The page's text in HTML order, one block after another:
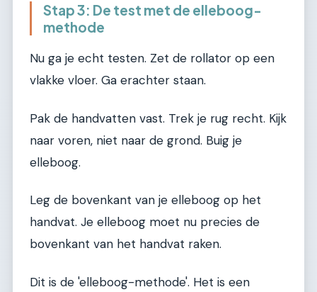
Stap 3: De test met de elleboog-
methode
Nu ga je echt testen. Zet de rollator op een
vlakke vloer. Ga erachter staan.
Pak de handvatten vast. Trek je rug recht. Kijk
naar voren, niet naar de grond. Buig je
elleboog.
Leg de bovenkant van je elleboog op het
handvat. Je elleboog moet nu precies de
bovenkant van het handvat raken.
Dit is de 'elleboog-methode'. Het is een